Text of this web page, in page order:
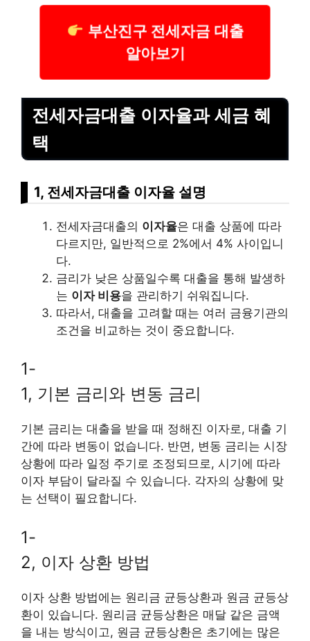
부산진구 전세자금 대출
알아보기
전세자금대출 이자율과 세금 혜
택
1, 전세자금대출 이자율 설명
전세자금대출의 이자율은 대출 상품에 따라
다르지만, 일반적으로 2%에서 4% 사이입니
다.
금리가 낮은 상품일수록 대출을 통해 발생하
는 이자 비용을 관리하기 쉬워집니다.
따라서, 대출을 고려할 때는 여러 금융기관의
조건을 비교하는 것이 중요합니다.
1-
1, 기본 금리와 변동 금리
기본 금리는 대출을 받을 때 정해진 이자로, 대출 기
간에 따라 변동이 없습니다. 반면, 변동 금리는 시장
상황에 따라 일정 주기로 조정되므로, 시기에 따라
이자 부담이 달라질 수 있습니다. 각자의 상황에 맞
는 선택이 필요합니다.
1-
2, 이자 상환 방법
이자 상환 방법에는 원리금 균등상환과 원금 균등상
환이 있습니다. 원리금 균등상환은 매달 같은 금액
을 내는 방식이고, 원금 균등상환은 초기에는 많은